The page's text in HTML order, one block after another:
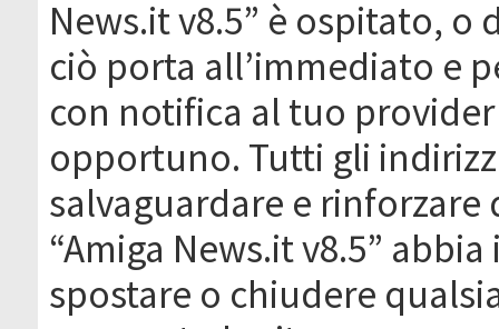
News.it v8.5” è ospitato, o
ciò porta all’immediato e
con notifica al tuo
opportuno. Tutti gli
salvaguardare e
“Amiga News.it v8.5”
spostare o chiudere